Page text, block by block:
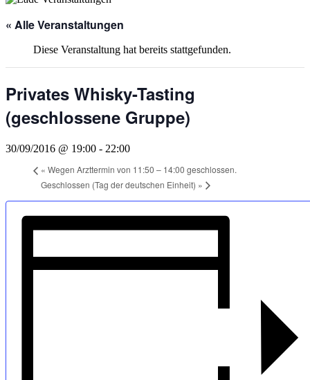
« Alle Veranstaltungen
Diese Veranstaltung hat bereits stattgefunden.
Privates Whisky-Tasting
(geschlossene Gruppe)
30/09/2016 @ 19:00 - 22:00
« Wegen Arzttermin von 11:50 – 14:00 geschlossen.
Geschlossen (Tag der deutschen Einheit) »